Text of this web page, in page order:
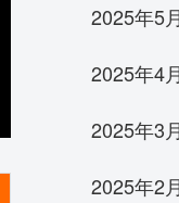
2025年5月
2025年4月
2025年3月
2025年2月